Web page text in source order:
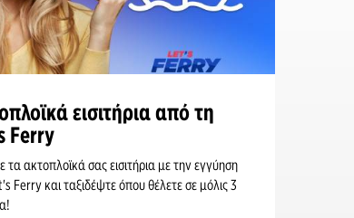
εισιτήρια από τη
Ferry
τα ακτοπλοϊκά σας εισιτήρια με την εγγύηση
Ferry και ταξιδέψτε όπου θέλετε σε μόλις 3